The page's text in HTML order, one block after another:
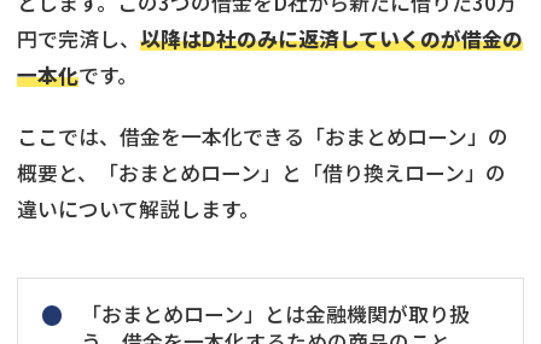
円で完済し、 以降はD社のみに返済していくのが借金の
一本化です。
ここでは、借金を一本化できる「おまとめローン」の
概要と、「おまとめローン」と「借り換えローン」の
違いについて解説します。
「おまとめローン」とは金融機関が取り扱